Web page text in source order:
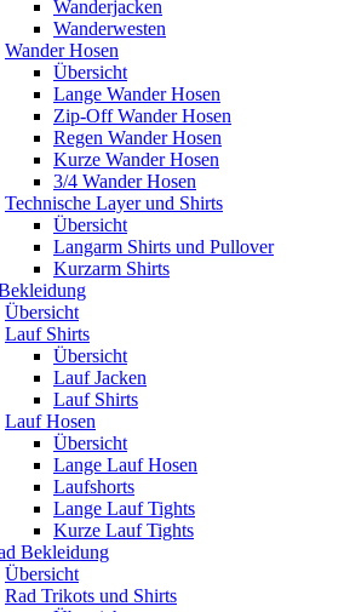
Wanderjacken
Wanderwesten
Wander Hosen
Übersicht
Lange Wander Hosen
Zip-Off Wander Hosen
Regen Wander Hosen
Kurze Wander Hosen
3/4 Wander Hosen
Technische Layer und Shirts
Übersicht
Langarm Shirts und Pullover
Kurzarm Shirts
Übersicht
Lauf Shirts
Übersicht
Lauf Jacken
Lauf Shirts
Lauf Hosen
Übersicht
Lange Lauf Hosen
Laufshorts
Lange Lauf Tights
Kurze Lauf Tights
Bekleidung
Übersicht
Rad Trikots und Shirts